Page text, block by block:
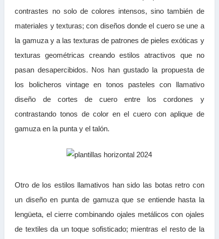
contrastes no solo de colores intensos, sino también de
materiales y texturas; con diseños donde el cuero se une a
la gamuza y a las texturas de patrones de pieles exóticas y
texturas geométricas creando estilos atractivos que no
pasan desapercibidos. Nos han gustado la propuesta de
los bolicheros vintage en tonos pasteles con llamativo
diseño de cortes de cuero entre los cordones y
contrastando tonos de color en el cuero con aplique de
gamuza en la punta y el talón.
Otro de los estilos llamativos han sido las botas retro con
un diseño en punta de gamuza que se entiende hasta la
lengüeta, el cierre combinando ojales metálicos con ojales
de textiles da un toque sofisticado; mientras el resto de la